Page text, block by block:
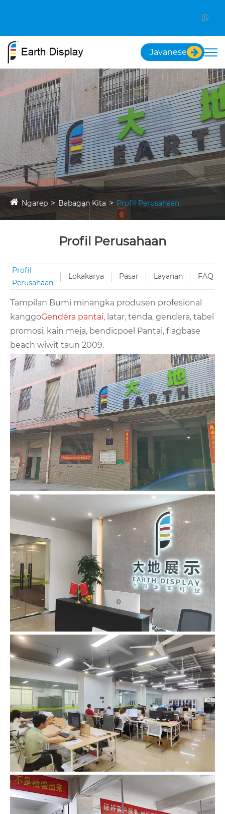
Javanese
Ngarep Babagan Kita Profil Perusahaan
Profil Perusahaan
Profil
Perusahaan
Lokakarya Pasar Layanan FAQ
Tampilan Bumi minangka produsen profesional
kanggoGendéra pantai, latar, tenda, gendera, tabel
promosi, kain meja, bendicpoel Pantai, flagbase
beach wiwit taun 2009.